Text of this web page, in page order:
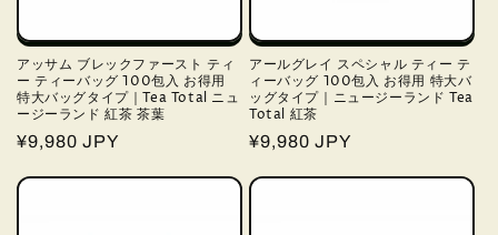
アッサム ブレックファースト ティ
ー ティーバッグ 100包入 お得用
特大バッグタイプ｜Tea Total ニュ
ージーランド 紅茶 茶葉
通
価
¥9,980 JPY
アールグレイ スペシャル ティー テ
ィーバッグ 100包入 お得用 特大バ
ッグタイプ｜ニュージーランド Tea
Total 紅茶
通
価
¥9,980 JPY